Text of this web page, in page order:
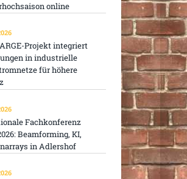
online
Projekt integriert
in industrielle
für höhere
Fachkonferenz
Beamforming, KI,
in Adlershof